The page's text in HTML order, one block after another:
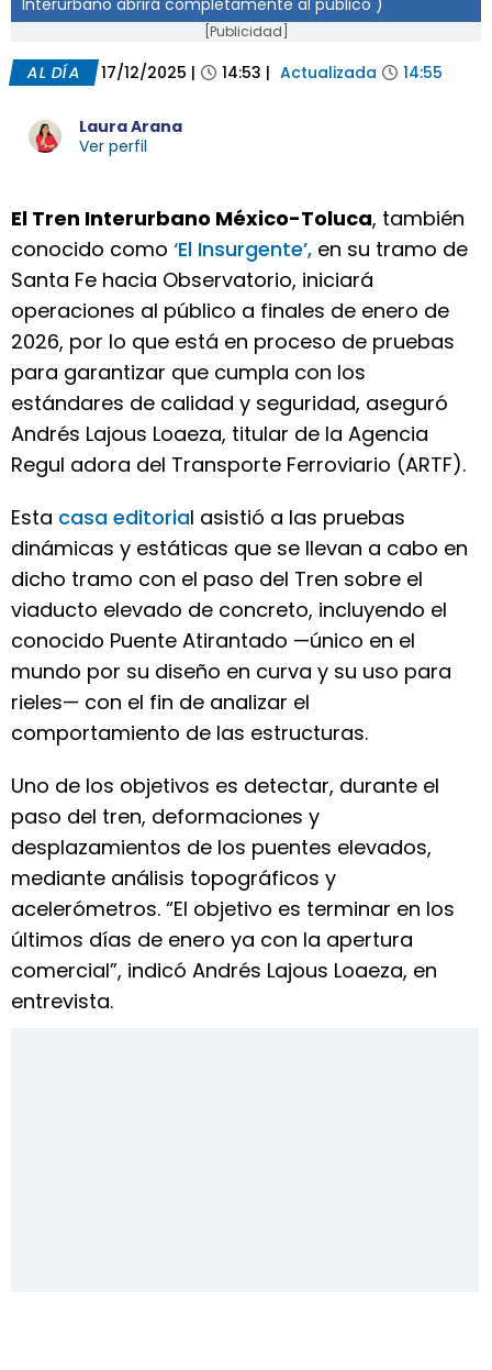
Interurbano abrirá completamente al público )
[Publicidad]
AL DÍA 17/12/2025 | 14:53 | Actualizada 14:55
Laura Arana
Ver perfil
El Tren Interurbano México-Toluca, también
conocido como ‘El Insurgente’, en su tramo de
Santa Fe hacia Observatorio, iniciará
operaciones al público a finales de enero de
2026, por lo que está en proceso de pruebas
para garantizar que cumpla con los
estándares de calidad y seguridad, aseguró
Andrés Lajous Loaeza, titular de la Agencia
Regul adora del Transporte Ferroviario (ARTF).
Esta casa editorial asistió a las pruebas
dinámicas y estáticas que se llevan a cabo en
dicho tramo con el paso del Tren sobre el
viaducto elevado de concreto, incluyendo el
conocido Puente Atirantado —único en el
mundo por su diseño en curva y su uso para
rieles— con el fin de analizar el
comportamiento de las estructuras.
Uno de los objetivos es detectar, durante el
paso del tren, deformaciones y
desplazamientos de los puentes elevados,
mediante análisis topográficos y
acelerómetros. “El objetivo es terminar en los
últimos días de enero ya con la apertura
comercial”, indicó Andrés Lajous Loaeza, en
entrevista.